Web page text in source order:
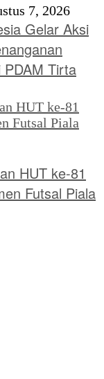
7, 2026
Gelar Aksi
PDAM Tirta
HUT ke-81
Futsal Piala